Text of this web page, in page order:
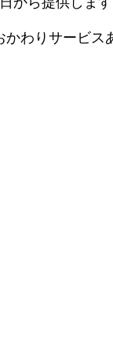
かわりサービス